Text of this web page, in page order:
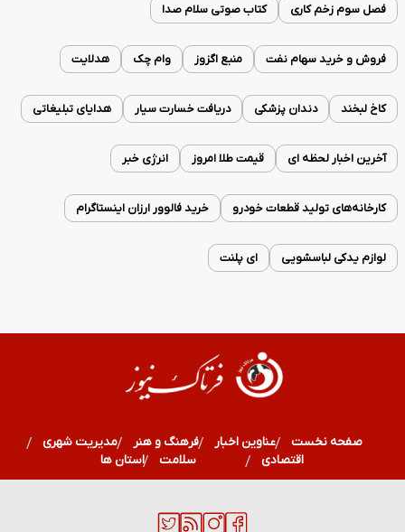
فصل سوم زخم کاری کتاب صوتی سلام صدا
فروش و خرید سهام نفت منبع اگزوز وام چک هدلایت
کاخ لبخند دندان پزشکی دریافت خسارت سیار هدایای تبلیغاتی
آخرین اخبار لحظه ای قیمت طلا امروز انرژی خبر
کارخانه‌های تولید قطعات خودرو خرید فالوور ارزان اینستاگرام
لوازم یدکی لباسشویی ای پلنت
صفحه نخست عناوین اخبار فرهنگ و هنر
مدیریت شهری
اقتصادی
ورزشی سلامت استان ها